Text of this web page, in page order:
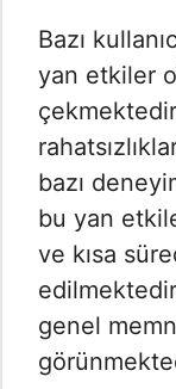
Bazı
yan etkiler
bazı
bu yan
ve kısa
genel